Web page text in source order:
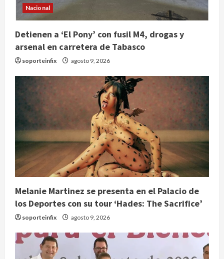
Nacional
Detienen a ‘El Pony’ con fusil M4, drogas y
arsenal en carretera de Tabasco
soporteinfix agosto 9, 2026
Melanie Martinez se presenta en el Palacio de
los Deportes con su tour ‘Hades: The Sacrifice’
soporteinfix agosto 9, 2026